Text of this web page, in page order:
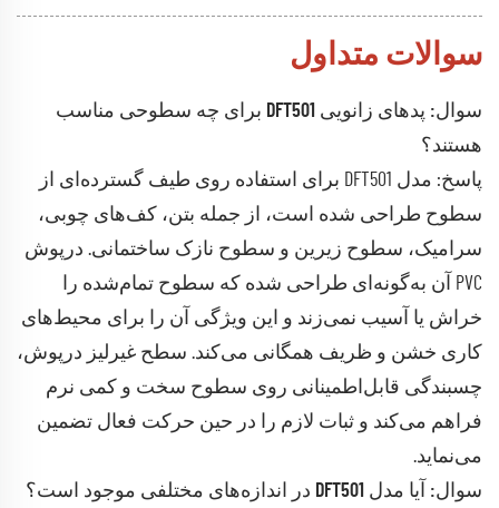
سوالات متداول
سوال: پدهای زانویی DFT501 برای چه سطوحی مناسب
هستند؟
پاسخ: مدل DFT501 برای استفاده روی طیف گسترده‌ای از
سطوح طراحی شده است، از جمله بتن، کف‌های چوبی،
سرامیک، سطوح زیرین و سطوح نازک ساختمانی. درپوش
PVC آن به‌گونه‌ای طراحی شده که سطوح تمام‌شده را
خراش یا آسیب نمی‌زند و این ویژگی آن را برای محیط‌های
کاری خشن و ظریف همگانی می‌کند. سطح غیرلیز درپوش،
چسبندگی قابل‌اطمینانی روی سطوح سخت و کمی نرم
فراهم می‌کند و ثبات لازم را در حین حرکت فعال تضمین
می‌نماید.
سوال: آیا مدل DFT501 در اندازه‌های مختلفی موجود است؟